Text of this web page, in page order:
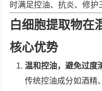
时满足控油、抗炎、修护
白细胞提取物在
核心优势
温和控油，避免过度
传统控油成分如酒精